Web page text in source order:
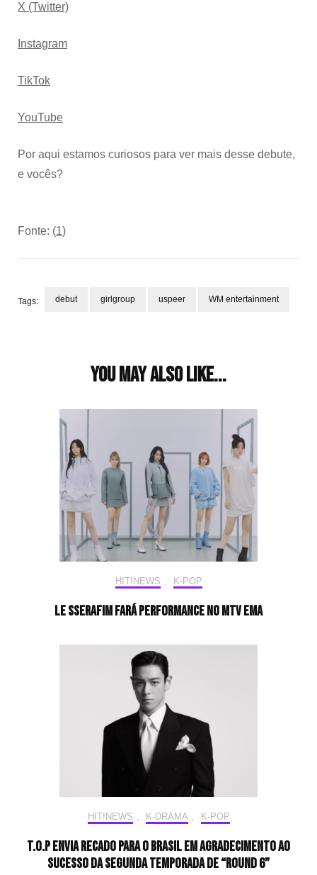
X (Twitter)
Instagram
TikTok
YouTube
Por aqui estamos curiosos para ver mais desse debute,
e vocês?
Fonte: (1)
Tags: debut girlgroup uspeer WM entertainment
You may also like...
HIT!NEWS , K-POP
LE SSERAFIM fará performance no MTV EMA
HIT!NEWS , K-DRAMA , K-POP
T.O.P envia recado para o Brasil em agradecimento ao
sucesso da segunda temporada de “Round 6”